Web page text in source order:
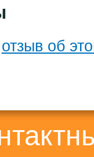
отзыв об